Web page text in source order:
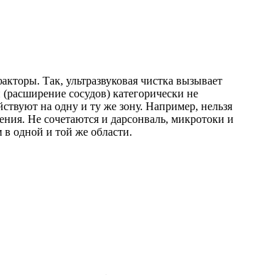
Так, ультразвуковая чистка вызывает
сосудов) категорически не
на одну и ту же зону. Например, нельзя
Не сочетаются и дарсонваль, микротоки и
в одной и той же области.